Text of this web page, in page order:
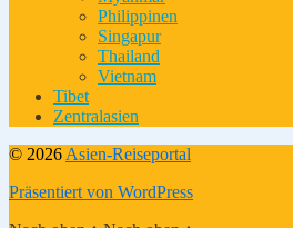
Philippinen
Singapur
Thailand
Vietnam
Tibet
Zentralasien
© 2026 Asien-Reiseportal
Präsentiert von WordPress